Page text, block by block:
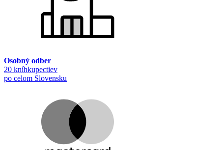
Osobný odber
20 kníhkupectiev
po celom Slovensku